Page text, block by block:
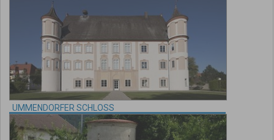
UMMENDORFER SCHLOSS